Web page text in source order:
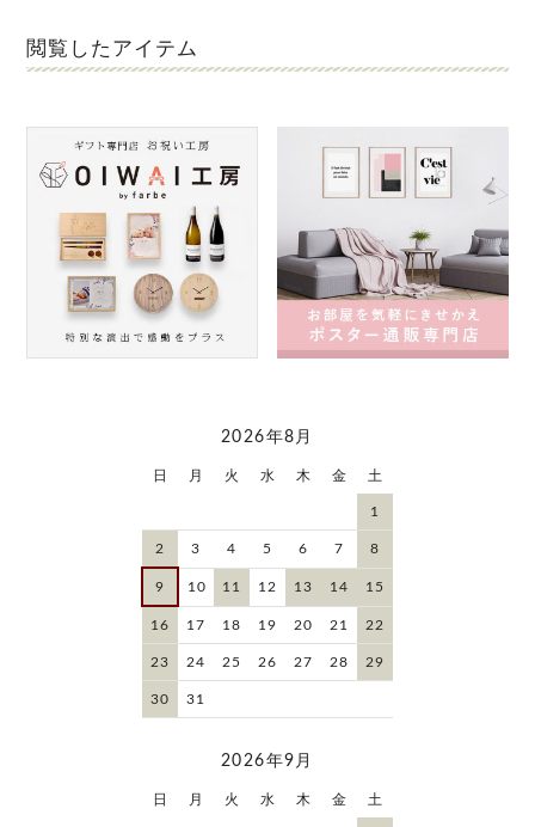
閲覧したアイテム
2026年8月
日 月 火 水 木 金 土
1
2 3 4 5 6 7 8
9 10 11 12 13 14 15
16 17 18 19 20 21 22
23 24 25 26 27 28 29
30 31
2026年9月
日 月 火 水 木 金 土